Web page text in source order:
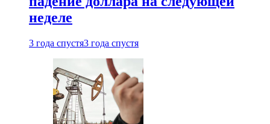
неделе
3 года спустя3 года спустя